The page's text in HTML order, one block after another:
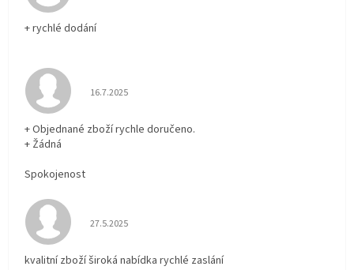
+ rychlé dodání
Hodnocení obchodu je 5 z 5 hvězdiček.
16.7.2025
+ Objednané zboží rychle doručeno.
+ Žádná
Spokojenost
Hodnocení obchodu je 5 z 5 hvězdiček.
27.5.2025
kvalitní zboží široká nabídka rychlé zaslání